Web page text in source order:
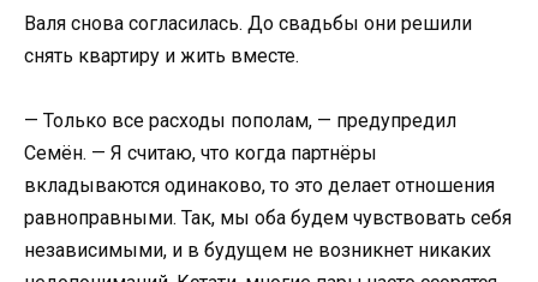
Валя снова согласилась. До свадьбы они решили
снять квартиру и жить вместе.
— Только все расходы пополам, — предупредил
Семён. — Я считаю, что когда партнёры
вкладываются одинаково, то это делает отношения
равноправными. Так, мы оба будем чувствовать себя
независимыми, и в будущем не возникнет никаких